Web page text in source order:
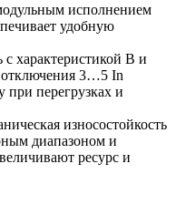
исполнением
удобную
характеристикой B и
отключения 3…5 In
при перегрузках и
износостойкость
диапазоном и
ресурс и